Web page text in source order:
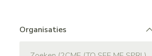
Organisaties